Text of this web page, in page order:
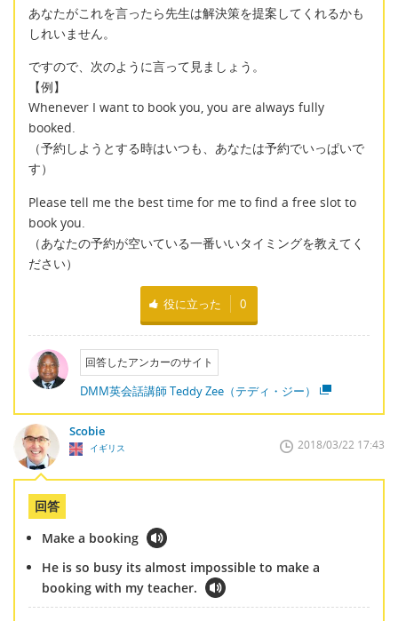
あなたがこれを言ったら先生は解決策を提案してくれるかも
しれいません。
ですので、次のように言って見ましょう。
【例】
Whenever I want to book you, you are always fully
booked.
（予約しようとする時はいつも、あなたは予約でいっぱいで
す）
Please tell me the best time for me to find a free slot to
book you.
（あなたの予約が空いている一番いいタイミングを教えてく
ださい）
役に立った 0
回答したアンカーのサイト
DMM英会話講師 Teddy Zee（テディ・ジー）
Scobie
イギリス 2018/03/22 17:43
回答
Make a booking
He is so busy its almost impossible to make a
booking with my teacher.